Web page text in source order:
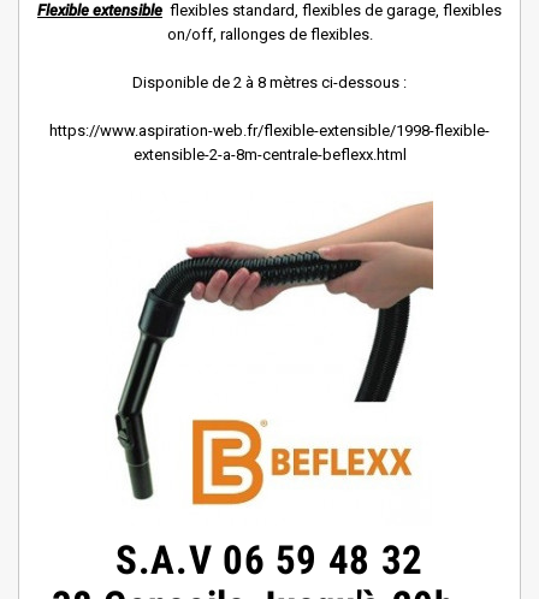
Flexible extensible flexibles standard, flexibles de garage, flexibles
on/off, rallonges de flexibles.
Disponible de 2 à 8 mètres ci-dessous :
https://www.aspiration-web.fr/flexible-extensible/1998-flexible-
extensible-2-a-8m-centrale-beflexx.html
S.A.V 06 59 48 32